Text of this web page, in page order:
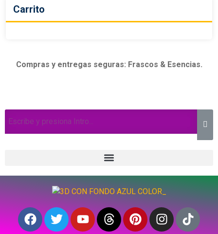
Carrito
Compras y entregas seguras: Frascos & Esencias.